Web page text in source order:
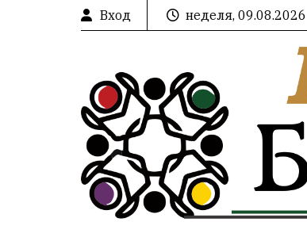
Вход неделя, 09.08.2026